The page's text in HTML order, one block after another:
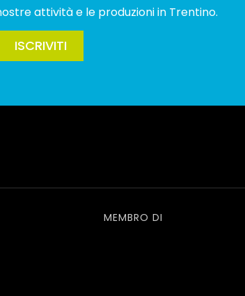
attività e le produzioni in Trentino.
ISCRIVITI
MEMBRO DI